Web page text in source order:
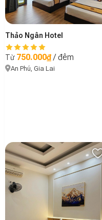
Thảo Ngân Hotel
Từ 750.000₫/ đêm
An Phú, Gia Lai